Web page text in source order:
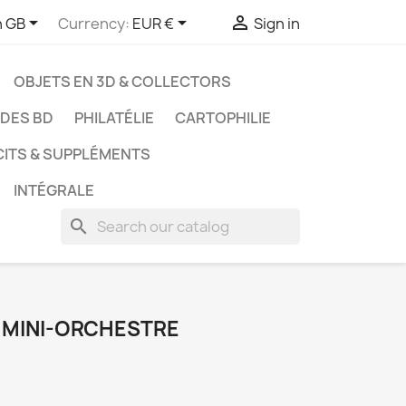
GB Currency: EUR €  Sign in
OBJETS EN 3D & COLLECTORS
BD PHILATÉLIE
CARTOPHILIE
& SUPPLÉMENTS
INTÉGRALE
search
ORCHESTRE